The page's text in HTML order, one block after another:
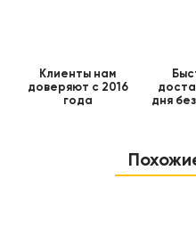
Клиенты нам
доверяют с 2016
года
дня